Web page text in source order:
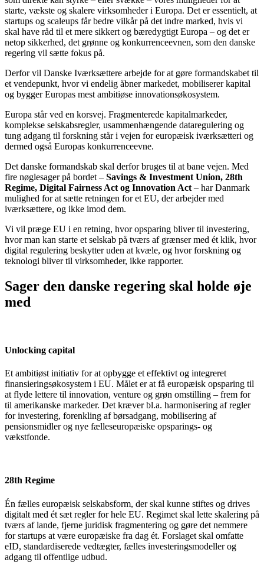
starte, vækste og skalere virksomheder i Europa. Det er essentielt, at
startups og scaleups får bedre vilkår på det indre marked, hvis vi
skal have råd til et mere sikkert og bæredygtigt Europa – og det er
netop sikkerhed, det grønne og konkurrenceevnen, som den danske
regering vil sætte fokus på.
Derfor vil Danske Iværksættere arbejde for at gøre formandskabet til
et vendepunkt, hvor vi endelig åbner markedet, mobiliserer kapital
og bygger Europas mest ambitiøse innovationsøkosystem.
Europa står ved en korsvej. Fragmenterede kapitalmarkeder,
komplekse selskabsregler, usammenhængende dataregulering og
tung adgang til forskning står i vejen for europæisk iværksætteri og
dermed også Europas konkurrenceevne.
Det danske formandskab skal derfor bruges til at bane vejen. Med
fire nøglesager på bordet – Savings & Investment Union, 28th
Regime, Digital Fairness Act og Innovation Act – har Danmark
mulighed for at sætte retningen for et EU, der arbejder med
iværksættere, og ikke imod dem.
Vi vil præge EU i en retning, hvor opsparing bliver til investering,
hvor man kan starte et selskab på tværs af grænser med ét klik, hvor
digital regulering beskytter uden at kvæle, og hvor forskning og
teknologi bliver til virksomheder, ikke rapporter.
Sager den danske regering skal holde øje
med
Unlocking capital
Et ambitiøst initiativ for at opbygge et effektivt og integreret
finansieringsøkosystem i EU. Målet er at få europæisk opsparing til
at flyde lettere til innovation, venture og grøn omstilling – frem for
til amerikanske markeder. Det kræver bl.a. harmonisering af regler
for investering, forenkling af børsadgang, mobilisering af
pensionsmidler og nye fælleseuropæiske opsparings- og
vækstfonde.
28th Regime
Én fælles europæisk selskabsform, der skal kunne stiftes og drives
digitalt med ét sæt regler for hele EU. Regimet skal lette skalering på
tværs af lande, fjerne juridisk fragmentering og gøre det nemmere
for startups at være europæiske fra dag ét. Forslaget skal omfatte
eID, standardiserede vedtægter, fælles investeringsmodeller og
adgang til offentlige udbud.